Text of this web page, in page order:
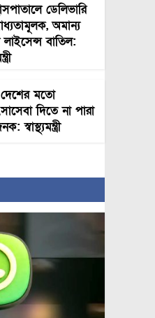
ডেলিভারি
অমান্য
বাতিল:
মতো
দিতে না পারা
স্বাস্থ্যমন্ত্রী